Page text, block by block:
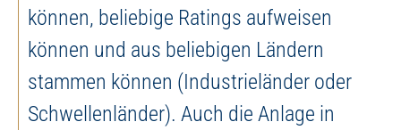
können, beliebige Ratings aufweisen
können und aus beliebigen Ländern
stammen können (Industrieländer oder
Schwellenländer). Auch die Anlage in